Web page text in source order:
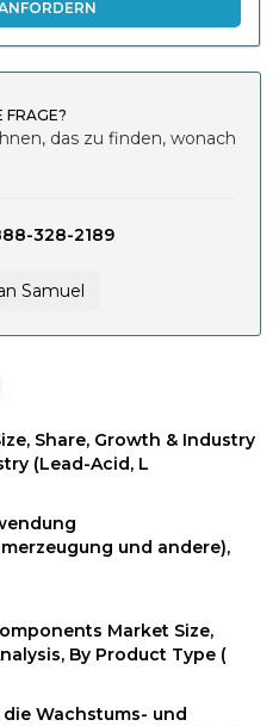
FRAGE?
das zu finden, wonach
328-2189
Samuel
Share, Growth & Industry
(Lead-Acid, L
und andere),
Market Size,
By Product Type (
Wachstums- und